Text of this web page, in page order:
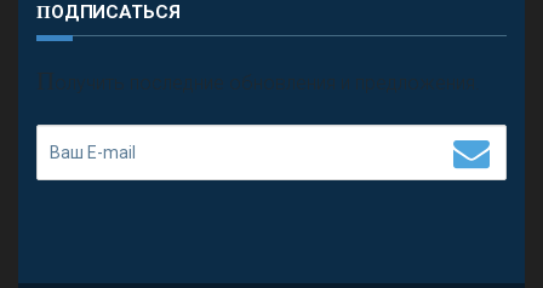
ПОДПИСАТЬСЯ
П олучить последние обновления и предложения.